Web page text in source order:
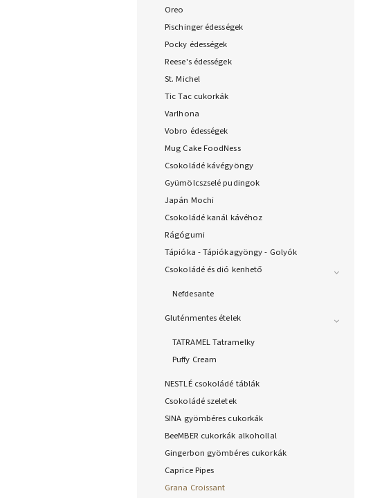
Oreo
Pischinger édességek
Pocky édességek
Reese's édességek
St. Michel
Tic Tac cukorkák
Varlhona
Vobro édességek
Mug Cake FoodNess
Csokoládé kávégyöngy
Gyümölcszselé pudingok
Japán Mochi
Csokoládé kanál kávéhoz
Rágógumi
Tápióka - Tápiókagyöngy - Golyók
Csokoládé és dió kenhető
Nefdesante
Gluténmentes ételek
TATRAMEL Tatramelky
Puffy Cream
NESTLÉ csokoládé táblák
Csokoládé szeletek
SINA gyömbéres cukorkák
BeeMBER cukorkák alkohollal
Gingerbon gyömbéres cukorkák
Caprice Pipes
Grana Croissant